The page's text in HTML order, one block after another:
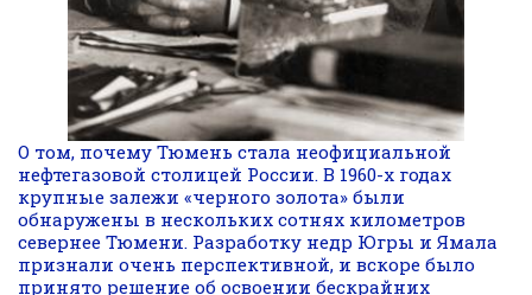
О том, почему Тюмень стала неофициальной
нефтегазовой столицей России. В 1960-х годах
крупные залежи «черного золота» были
обнаружены в нескольких сотнях километров
севернее Тюмени. Разработку недр Югры и Ямала
признали очень перспективной, и вскоре было
принято решение об освоении бескрайних